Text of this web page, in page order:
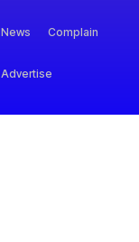
News Complain
Advertise